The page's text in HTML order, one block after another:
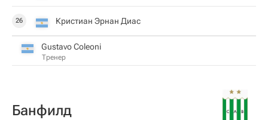
26 Кристиан Эрнан Диас
Gustavo Coleoni
Тренер
Банфилд